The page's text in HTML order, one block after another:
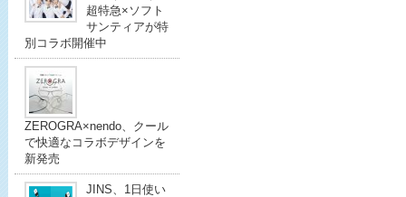
超特急×ソフト
サンティアが特
別コラボ開催中
ZEROGRA×nendo、クール
で快適なコラボデザインを
新発売
JINS、1日使い